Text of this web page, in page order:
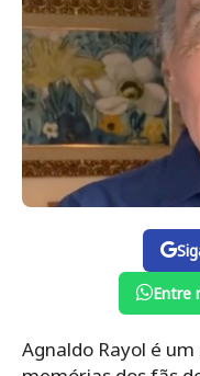
Entre
Agnaldo Rayol é